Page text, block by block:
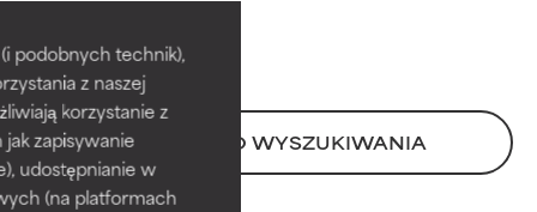
podobnych technik),
z naszej
korzystanie z
zapisywanie
udostępnianie w
(na platformach
POWRÓT DO WYSZUKIWANIA
BEST
Udowodnione i potwierdzone
przez niezależne badania.
Wyjątkowy składnik aktywny
odpowiedni dla większości
typów skóry i problemów
BEST
Udowodnione i potwierdzone
przez niezależne badania.
Wyjątkowy składnik aktywny
odpowiedni dla większości
typów skóry i problemów